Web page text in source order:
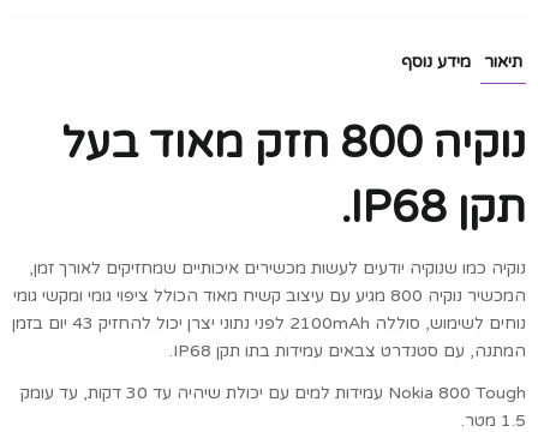
תיאור מידע נוסף
נוקיה 800 חזק מאוד בעל
תקן IP68.
נוקיה כמו שנוקיה יודעים לעשות מכשירים איכותיים שמחזיקים לאורך זמן,
המכשיר נוקיה 800 מגיע עם עיצוב קשיח מאוד הכולל ציפוי גומי ומקשי גומי
נוחים לשימוש, סוללה 2100mAh לפני נתוני יצרן יכול להחזיק 43 יום בזמן
המתנה, עם סטנדרט צבאים עמידות בתו תקן IP68.
Nokia 800 Tough
עמידות למים עם יכולת שיהיה עד 30 דקות, עד עומק
1.5 מטר.